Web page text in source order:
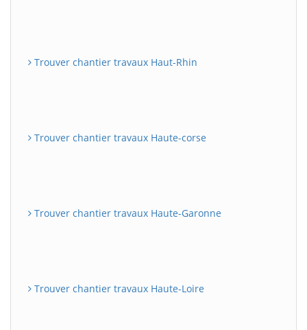
Trouver chantier travaux Haut-Rhin
Trouver chantier travaux Haute-corse
Trouver chantier travaux Haute-Garonne
Trouver chantier travaux Haute-Loire